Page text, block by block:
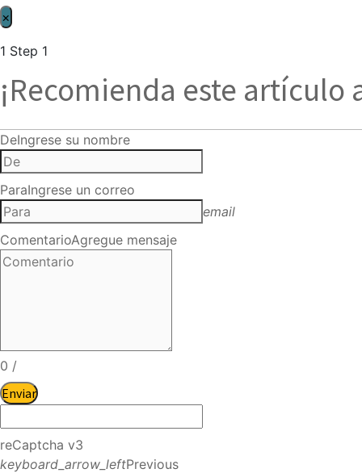
×
1 Step 1
¡Recomienda este artículo
DeIngrese su nombre
ParaIngrese un correo
email
ComentarioAgregue mensaje
0 /
Enviar
reCaptcha v3
keyboard_arrow_leftPrevious